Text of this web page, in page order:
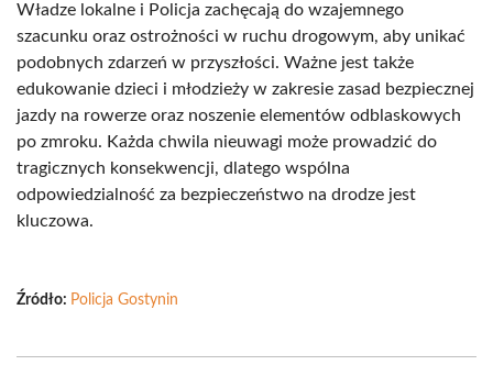
Władze lokalne i Policja zachęcają do wzajemnego
szacunku oraz ostrożności w ruchu drogowym, aby unikać
podobnych zdarzeń w przyszłości. Ważne jest także
edukowanie dzieci i młodzieży w zakresie zasad bezpiecznej
jazdy na rowerze oraz noszenie elementów odblaskowych
po zmroku. Każda chwila nieuwagi może prowadzić do
tragicznych konsekwencji, dlatego wspólna
odpowiedzialność za bezpieczeństwo na drodze jest
kluczowa.
Źródło: Policja Gostynin